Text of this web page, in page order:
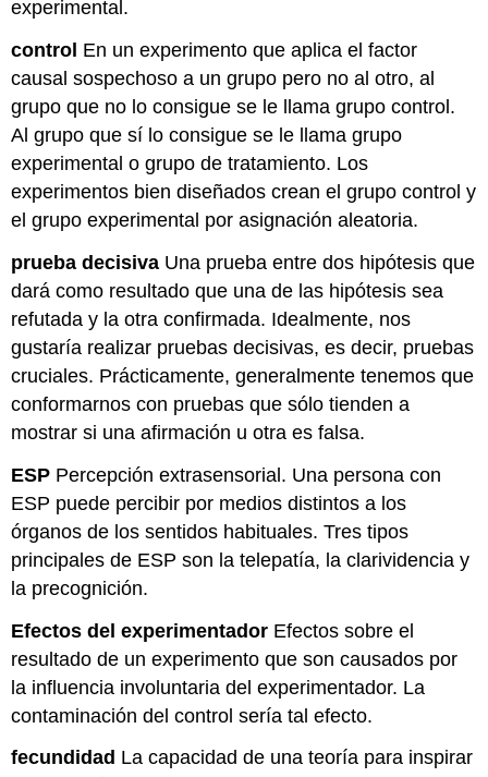
experimental.
control En un experimento que aplica el factor
causal sospechoso a un grupo pero no al otro, al
grupo que no lo consigue se le llama grupo control.
Al grupo que sí lo consigue se le llama grupo
experimental o grupo de tratamiento. Los
experimentos bien diseñados crean el grupo control y
el grupo experimental por asignación aleatoria.
prueba decisiva Una prueba entre dos hipótesis que
dará como resultado que una de las hipótesis sea
refutada y la otra confirmada. Idealmente, nos
gustaría realizar pruebas decisivas, es decir, pruebas
cruciales. Prácticamente, generalmente tenemos que
conformarnos con pruebas que sólo tienden a
mostrar si una afirmación u otra es falsa.
ESP Percepción extrasensorial. Una persona con
ESP puede percibir por medios distintos a los
órganos de los sentidos habituales. Tres tipos
principales de ESP son la telepatía, la clarividencia y
la precognición.
Efectos del experimentador Efectos sobre el
resultado de un experimento que son causados por
la influencia involuntaria del experimentador. La
contaminación del control sería tal efecto.
fecundidad La capacidad de una teoría para inspirar